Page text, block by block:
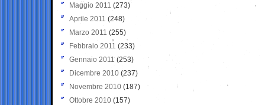
Maggio 2011 (273)
Aprile 2011 (248)
Marzo 2011 (255)
Febbraio 2011 (233)
Gennaio 2011 (253)
Dicembre 2010 (237)
Novembre 2010 (187)
Ottobre 2010 (157)